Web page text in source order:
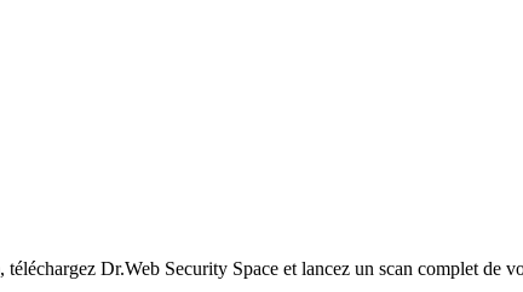
Dr.Web Security Space et lancez un scan complet de